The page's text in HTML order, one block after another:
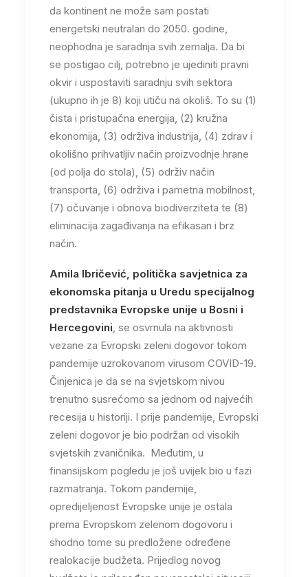
da kontinent ne može sam postati
energetski neutralan do 2050. godine,
neophodna je saradnja svih zemalja. Da bi
se postigao cilj, potrebno je ujediniti pravni
okvir i uspostaviti saradnju svih sektora
(ukupno ih je 8) koji utiču na okoliš. To su (1)
čista i pristupačna energija, (2) kružna
ekonomija, (3) održiva industrija, (4) zdrav i
okolišno prihvatljiv način proizvodnje hrane
(od polja do stola), (5) održiv način
transporta, (6) održiva i pametna mobilnost,
(7) očuvanje i obnova biodiverziteta te (8)
eliminacija zagađivanja na efikasan i brz
način.
Amila Ibričević, politička savjetnica za
ekonomska pitanja u Uredu specijalnog
predstavnika Evropske unije u Bosni i
Hercegovini, se osvrnula na aktivnosti
vezane za Evropski zeleni dogovor tokom
pandemije uzrokovanom virusom COVID-19.
Činjenica je da se na svjetskom nivou
trenutno susrećomo sa jednom od najvećih
recesija u historiji. I prije pandemije, Evropski
zeleni dogovor je bio podržan od visokih
svjetskih zvaničnika. Međutim, u
finansijskom pogledu je još uvijek bio u fazi
razmatranja. Tokom pandemije,
opredijeljenost Evropske unije je ostala
prema Evropskom zelenom dogovoru i
shodno tome su predložene određene
realokacije budžeta. Prijedlog novog